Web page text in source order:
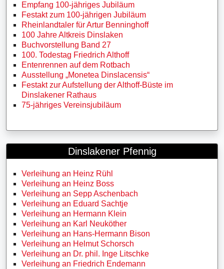
Empfang 100-jähriges Jubiläum
Festakt zum 100-jährigen Jubiläum
Rheinlandtaler für Artur Benninghoff
100 Jahre Altkreis Dinslaken
Buchvorstellung Band 27
100. Todestag Friedrich Althoff
Entenrennen auf dem Rotbach
Ausstellung „Monetea Dinslacensis“
Festakt zur Aufstellung der Althoff-Büste im
Dinslakener Rathaus
75-jähriges Vereinsjubiläum
Dinslakener Pfennig
Verleihung an Heinz Rühl
Verleihung an Heinz Boss
Verleihung an Sepp Aschenbach
Verleihung an Eduard Sachtje
Verleihung an Hermann Klein
Verleihung an Karl Neuköther
Verleihung an Hans-Hermann Bison
Verleihung an Helmut Schorsch
Verleihung an Dr. phil. Inge Litschke
Verleihung an Friedrich Endemann